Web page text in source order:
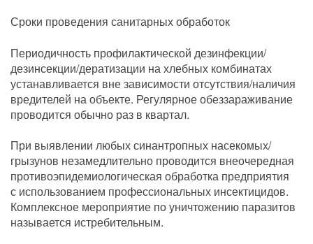
Сроки проведения санитарных обработок
Периодичность профилактической дезинфекции/
дезинсекции/дератизации на хлебных комбинатах
устанавливается вне зависимости отсутствия/наличия
вредителей на объекте. Регулярное обеззараживание
проводится обычно раз в квартал.
При выявлении любых синантропных насекомых/
грызунов незамедлительно проводится внеочередная
противоэпидемиологическая обработка предприятия
с использованием профессиональных инсектицидов.
Комплексное мероприятие по уничтожению паразитов
называется истребительным.